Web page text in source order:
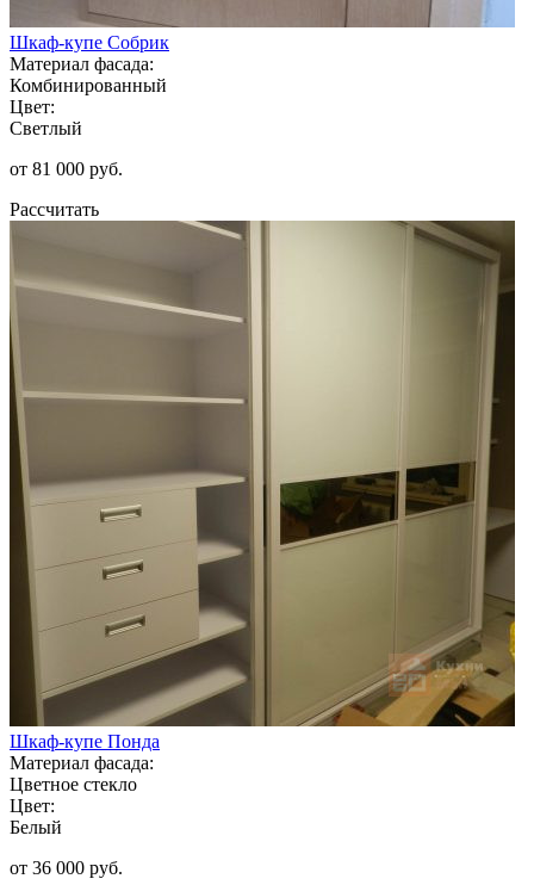
Шкаф-купе Собрик
Материал фасада:
Комбинированный
Цвет:
Светлый
от 81 000 руб.
Рассчитать
Шкаф-купе Понда
Материал фасада:
Цветное стекло
Цвет:
Белый
от 36 000 руб.